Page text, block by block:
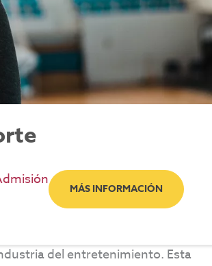
MÁS INFORMACIÓN
del entretenimiento. Esta